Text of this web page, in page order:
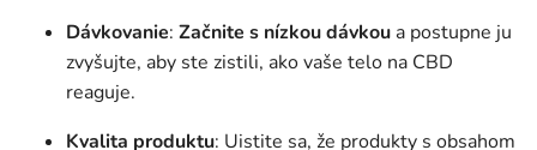
Dávkovanie: Začnite s nízkou dávkou a postupne ju
zvyšujte, aby ste zistili, ako vaše telo na CBD
reaguje.
Kvalita produktu: Uistite sa, že produkty s obsahom